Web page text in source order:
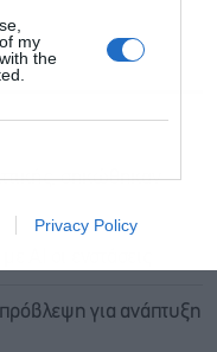
my
the
Privacy Policy
σηκώθηκαν
για ανάπτυξη